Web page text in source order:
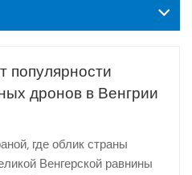
дронов в Венгрии
где облик страны
Венгерской равнины